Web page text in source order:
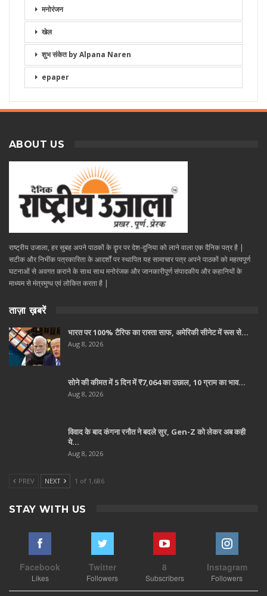
मनोरंजन
खेल
शुभ संकेत by Alpana Naren
epaper
ABOUT US
राष्ट्रीय उजाला, हर सुबह अपने पाठकों के दॄार पर देश-दुनिया को लाने वाला एक दैनिक पत्र है |
सटीक और निभींक पत्रकारिता के आदर्शों पर स्थापित यह सामाचार पत्र अपने पाठकों को महत्वपूर्ण
घटनाओं से अवगत कराने के साथ साथ मनोरंजक और जानकारीपूर्ण संपादकीय और कहानियों के
माध्यम से मंत्रमुग्ध एवं लोकित करता है |
ताज़ा ख़बरें
भारत पर 100% टैरिफ का रास्ता साफ, अमेरिकी सीनेट में रूस से…
Aug 8, 2026
सोने की कीमत में 5 दिन में ₹7,064 का उछाल, 10 ग्राम का भाव…
Aug 8, 2026
विवाद के बाद कंगना रनौत ने बदले सुर, Gen-Z को लेकर अब कही
ये…
Aug 8, 2026
PREV NEXT 1 of 1,686
STAY WITH US
Facebook
Likes
Twitter
Followers
8
Subscribers
Instagram
Followers